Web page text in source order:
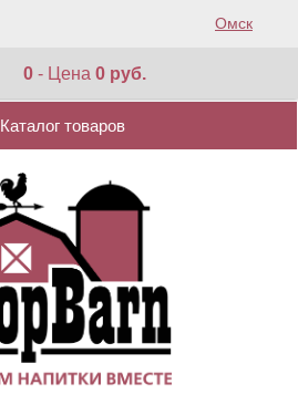
Омск
0 - Цена0 руб.
Каталог товаров